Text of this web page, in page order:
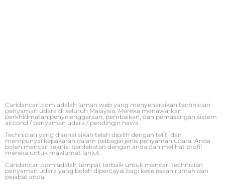
Caridancari.com adalah laman web yang menyenaraikan technician
penyaman udara di seluruh Malaysia. Mereka menawarkan
perkhidmatan penyelenggaraan, pembaikan, dan pemasangan sistem
aircond / penyaman udara / pendingin hawa.
Technician yang disenaraikan telah dipilih dengan teliti dan
mempunyai kepakaran dalam pelbagai jenis penyaman udara. Anda
boleh mencari teknisi berdekatan dengan anda dan melihat profil
mereka untuk maklumat lanjut.
Caridancari.com adalah tempat terbaik untuk mencari technician
penyaman udara yang boleh dipercayai bagi keselesaan rumah dan
pejabat anda.